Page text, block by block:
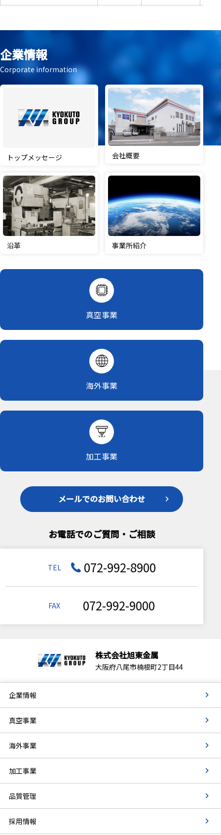
企業情報
Corporate information
トップメッセージ 会社概要
沿革 事業所紹介
真空事業
海外事業
加工事業
メールでのお問い合わせ
お電話でのご質問・ご相談
TEL 072-992-8900
FAX 072-992-9000
株式会社旭東金属
大阪府八尾市楠根町2丁目44
企業情報
真空事業
海外事業
加工事業
品質管理
採用情報